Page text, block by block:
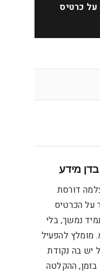
כרטיס
דורסת
על הכרטיס
נמשך, בלי
מומלץ להפעיל
יש בה נקודת
ההקלטה